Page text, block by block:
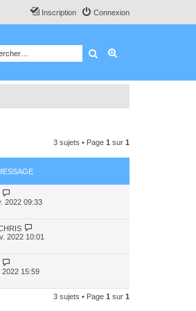
Connexion
Inscription
Rechercher
3 sujets • Page 1 sur 1
2022 09:33
2022 10:01
2022 15:59
3 sujets • Page 1 sur 1